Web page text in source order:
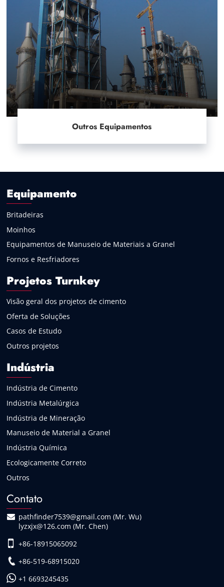
Outros Equipamentos
Equipamento
Britadeiras
Moinhos
Equipamentos de Manuseio de Materiais a Granel
Fornos e Resfriadores
Projetos Turnkey
Visão geral dos projetos de cimento
Oferta de Soluções
Casos de Estudo
Outros projetos
Indústria
Indústria de Cimento
Indústria Metalúrgica
Indústria de Mineração
Manuseio de Material a Granel
Indústria Química
Ecologicamente Correto
Outros
Contato
pathfinder7539@gmail.com (Mr. Wu)
lyzxjx@126.com (Mr. Chen)
+86-18915065092
+86-519-68915020
+1 6693245435